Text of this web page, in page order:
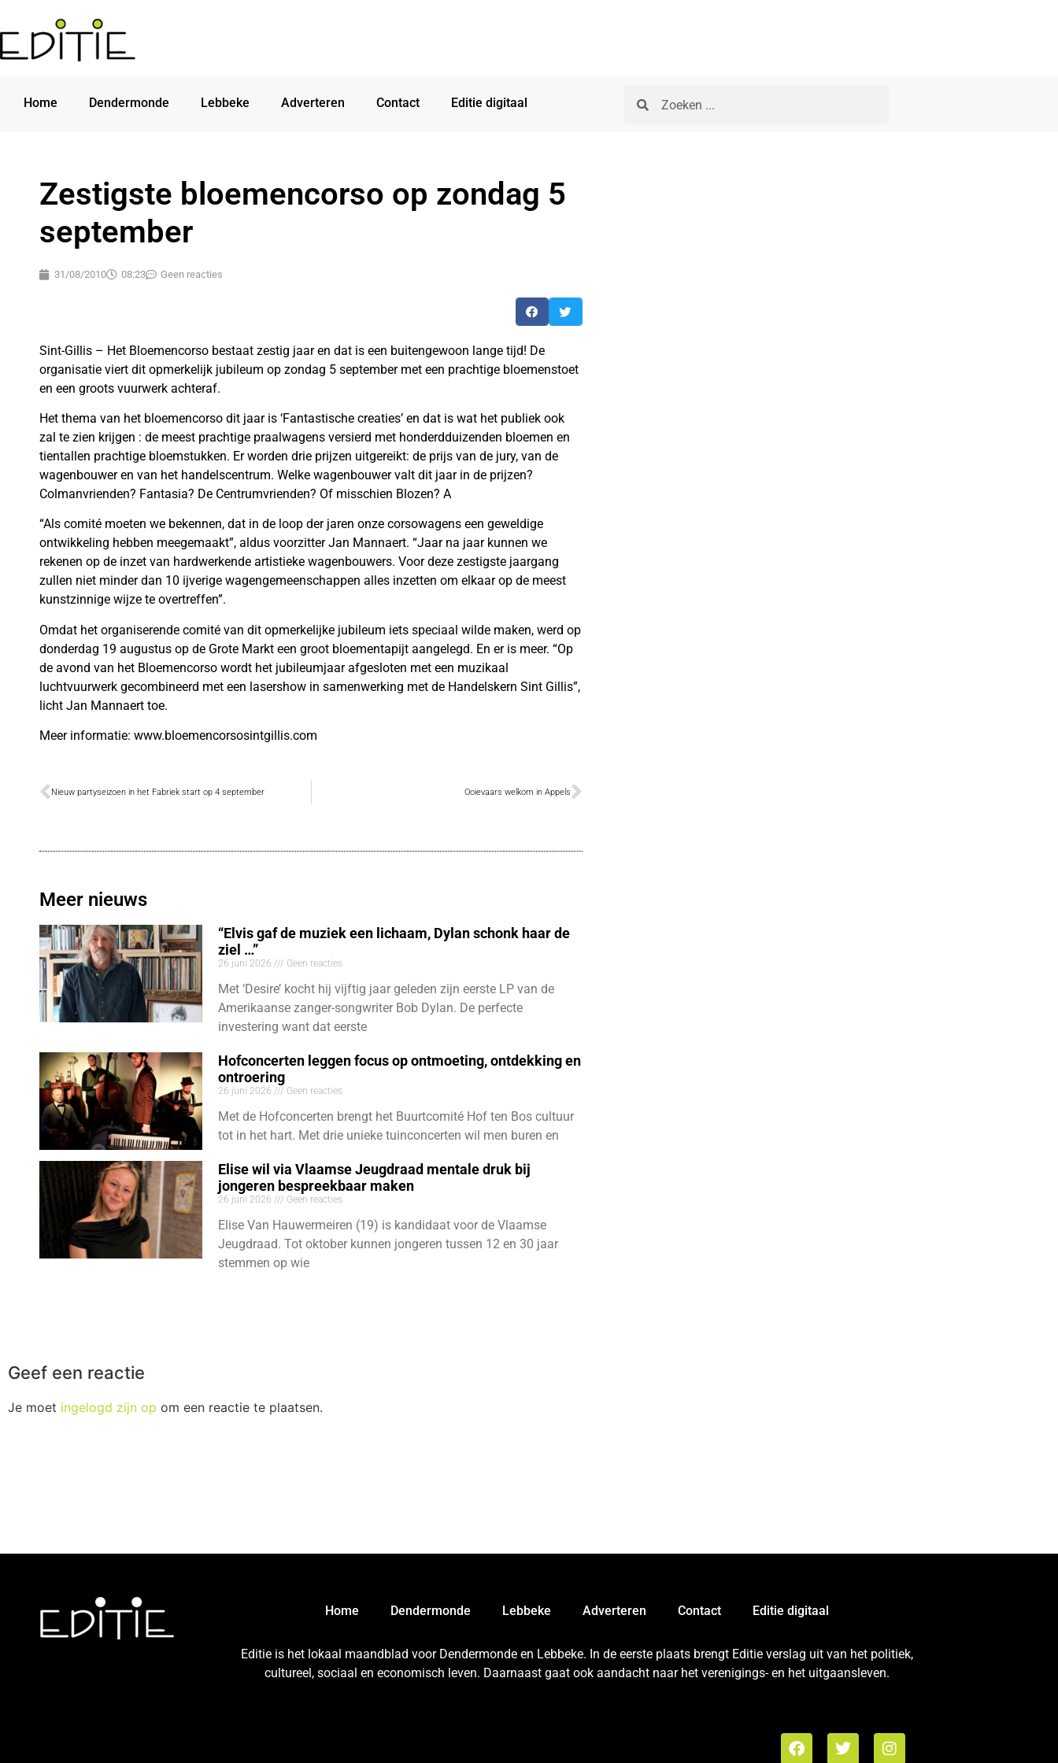
Home Dendermonde Lebbeke Adverteren Contact Editie digitaal
Zestigste bloemencorso op zondag 5
september
31/08/2010 08:23 Geen reacties
Sint-Gillis – Het Bloemencorso bestaat zestig jaar en dat is een buitengewoon lange tijd! De
organisatie viert dit opmerkelijk jubileum op zondag 5 september met een prachtige bloemenstoet
en een groots vuurwerk achteraf.
Het thema van het bloemencorso dit jaar is ‘Fantastische creaties’ en dat is wat het publiek ook
zal te zien krijgen : de meest prachtige praalwagens versierd met honderdduizenden bloemen en
tientallen prachtige bloemstukken. Er worden drie prijzen uitgereikt: de prijs van de jury, van de
wagenbouwer en van het handelscentrum. Welke wagenbouwer valt dit jaar in de prijzen?
Colmanvrienden? Fantasia? De Centrumvrienden? Of misschien Blozen? A
“Als comité moeten we bekennen, dat in de loop der jaren onze corsowagens een geweldige
ontwikkeling hebben meegemaakt”, aldus voorzitter Jan Mannaert. “Jaar na jaar kunnen we
rekenen op de inzet van hardwerkende artistieke wagenbouwers. Voor deze zestigste jaargang
zullen niet minder dan 10 ijverige wagengemeenschappen alles inzetten om elkaar op de meest
kunstzinnige wijze te overtreffen”.
Omdat het organiserende comité van dit opmerkelijke jubileum iets speciaal wilde maken, werd op
donderdag 19 augustus op de Grote Markt een groot bloementapijt aangelegd. En er is meer. “Op
de avond van het Bloemencorso wordt het jubileumjaar afgesloten met een muzikaal
luchtvuurwerk gecombineerd met een lasershow in samenwerking met de Handelskern Sint Gillis”,
licht Jan Mannaert toe.
Meer informatie: www.bloemencorsosintgillis.com
Nieuw partyseizoen in het Fabriek start op 4 september Ooievaars welkom in Appels
Meer nieuws
“Elvis gaf de muziek een lichaam, Dylan schonk haar de
ziel …”
26 juni 2026 Geen reacties
Met ‘Desire’ kocht hij vijftig jaar geleden zijn eerste LP van de
Amerikaanse zanger-songwriter Bob Dylan. De perfecte
investering want dat eerste
Hofconcerten leggen focus op ontmoeting, ontdekking en
ontroering
26 juni 2026 Geen reacties
Met de Hofconcerten brengt het Buurtcomité Hof ten Bos cultuur
tot in het hart. Met drie unieke tuinconcerten wil men buren en
Elise wil via Vlaamse Jeugdraad mentale druk bij
jongeren bespreekbaar maken
26 juni 2026 Geen reacties
Elise Van Hauwermeiren (19) is kandidaat voor de Vlaamse
Jeugdraad. Tot oktober kunnen jongeren tussen 12 en 30 jaar
stemmen op wie
Geef een reactie
Je moet ingelogd zijn op om een reactie te plaatsen.
Home Dendermonde Lebbeke Adverteren Contact Editie digitaal
Editie is het lokaal maandblad voor Dendermonde en Lebbeke. In de eerste plaats brengt Editie verslag uit van het politiek,
cultureel, sociaal en economisch leven. Daarnaast gaat ook aandacht naar het verenigings- en het uitgaansleven.